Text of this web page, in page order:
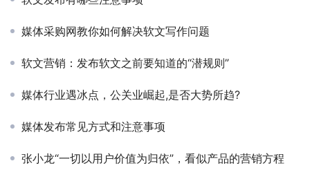
媒体采购网教你如何解决软文写作问题
软文营销：发布软文之前要知道的“潜规则”
媒体行业遇冰点，公关业崛起,是否大势所趋?
媒体发布常见方式和注意事项
张小龙“一切以用户价值为归依”，看似产品的营销方程